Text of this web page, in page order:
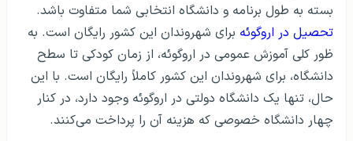
بسته به طول برنامه و دانشگاه انتخابی شما متفاوت باشد.
تحصیل در اروگوئه برای شهروندان این کشور رایگان است. به
ظور کلی آموزش عمومی در اروگوئه، از زمان کودکی تا سطح
دانشگاه، برای شهروندان این کشور کاملاً رایگان است. با این
حال، تنها یک دانشگاه دولتی در اروگوئه وجود دارد، در کنار
چهار دانشگاه خصوصی که هزینه آن را پرداخت می‌کنند.